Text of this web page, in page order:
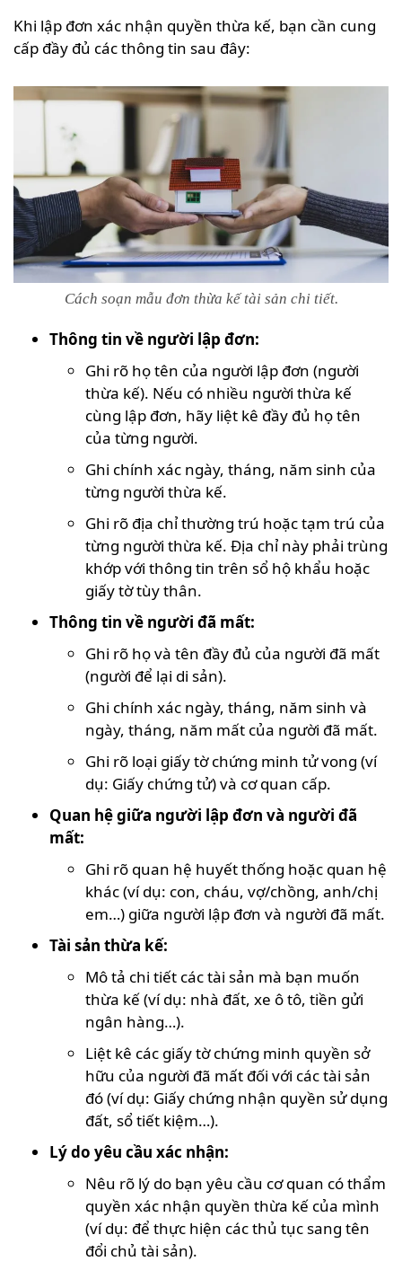
Khi lập đơn xác nhận quyền thừa kế, bạn cần cung
cấp đầy đủ các thông tin sau đây:
Cách soạn mẫu đơn thừa kế tài sản chi tiết.
Thông tin về người lập đơn:
Ghi rõ họ tên của người lập đơn (người
thừa kế). Nếu có nhiều người thừa kế
cùng lập đơn, hãy liệt kê đầy đủ họ tên
của từng người.
Ghi chính xác ngày, tháng, năm sinh của
từng người thừa kế.
Ghi rõ địa chỉ thường trú hoặc tạm trú của
từng người thừa kế. Địa chỉ này phải trùng
khớp với thông tin trên sổ hộ khẩu hoặc
giấy tờ tùy thân.
Thông tin về người đã mất:
Ghi rõ họ và tên đầy đủ của người đã mất
(người để lại di sản).
Ghi chính xác ngày, tháng, năm sinh và
ngày, tháng, năm mất của người đã mất.
Ghi rõ loại giấy tờ chứng minh tử vong (ví
dụ: Giấy chứng tử) và cơ quan cấp.
Quan hệ giữa người lập đơn và người đã
mất:
Ghi rõ quan hệ huyết thống hoặc quan hệ
khác (ví dụ: con, cháu, vợ/chồng, anh/chị
em…) giữa người lập đơn và người đã mất.
Tài sản thừa kế:
Mô tả chi tiết các tài sản mà bạn muốn
thừa kế (ví dụ: nhà đất, xe ô tô, tiền gửi
ngân hàng…).
Liệt kê các giấy tờ chứng minh quyền sở
hữu của người đã mất đối với các tài sản
đó (ví dụ: Giấy chứng nhận quyền sử dụng
đất, sổ tiết kiệm…).
Lý do yêu cầu xác nhận:
Nêu rõ lý do bạn yêu cầu cơ quan có thẩm
quyền xác nhận quyền thừa kế của mình
(ví dụ: để thực hiện các thủ tục sang tên
đổi chủ tài sản).